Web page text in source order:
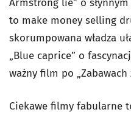
Armstrong lie” o
to make money selling
skorumpowana władza
„Blue caprice” o
ważny film po „Zabawach
Ciekawe filmy fabularne